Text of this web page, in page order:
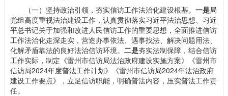
（一）坚持政治引领，夯实信访工作法治化建设根基。 一是局
党组高度重视法治建设工作，认真贯彻落实习近平法治思想、习近
平总书记关于加强和改进人民信访工作的重要思想，全面推进信访
工作法治化走深走实，营造办事依法、遇事找法、解决问题用法、
化解矛盾靠法的良好法治信访环境。 二是夯实法制保障，结合信访
工作实际，制定《雷州市信访局法治政府建设实施方案》《雷州市
信访局2024年度普法工作计划》《雷州市信访局2024年法治政府
建设工作要点》，立足信访职能，明确普法内容，压实普法工作责
任。